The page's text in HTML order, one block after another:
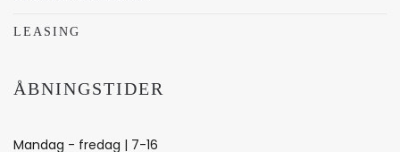
LEASING
ÅBNINGSTIDER
Mandag - fredag | 7-16